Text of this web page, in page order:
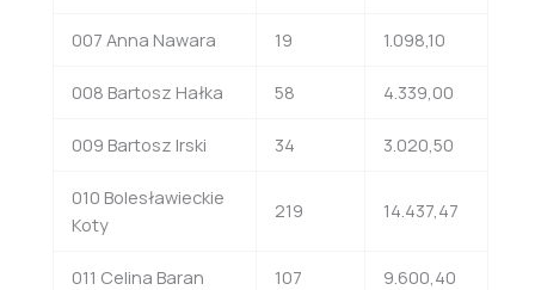
007 Anna Nawara 19 1.098,10
008 Bartosz Hałka 58 4.339,00
009 Bartosz Irski 34 3.020,50
010 Bolesławieckie
Koty
219 14.437,47
011 Celina Baran 107 9.600,40